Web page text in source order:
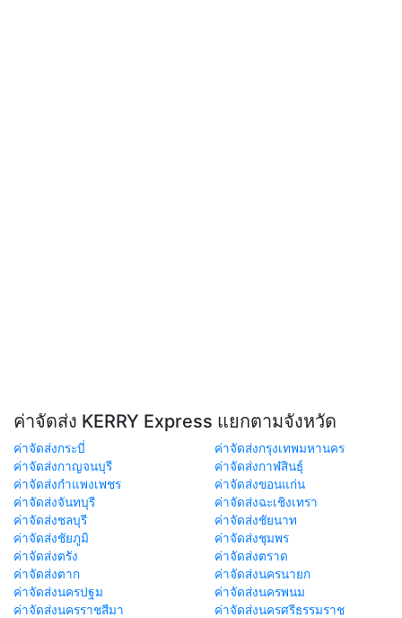
ค่าจัดส่ง KERRY Express แยกตามจังหวัด
ค่าจัดส่งกระบี่
ค่าจัดส่งกรุงเทพมหานคร
ค่าจัดส่งกาญจนบุรี
ค่าจัดส่งกาฬสินธุ์
ค่าจัดส่งกำแพงเพชร
ค่าจัดส่งขอนแก่น
ค่าจัดส่งจันทบุรี
ค่าจัดส่งฉะเชิงเทรา
ค่าจัดส่งชลบุรี
ค่าจัดส่งชัยนาท
ค่าจัดส่งชัยภูมิ
ค่าจัดส่งชุมพร
ค่าจัดส่งตรัง
ค่าจัดส่งตราด
ค่าจัดส่งตาก
ค่าจัดส่งนครนายก
ค่าจัดส่งนครปฐม
ค่าจัดส่งนครพนม
ค่าจัดส่งนครราชสีมา
ค่าจัดส่งนครศรีธรรมราช